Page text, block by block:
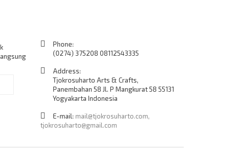
Phone:
(0274) 375208 08112543335
Address:
Tjokrosuharto Arts & Crafts,
Panembahan 58 Jl. P Mangkurat 58 55131
Yogyakarta Indonesia
E-mail: mail@tjokrosuharto.com,
tjokrosuharto@gmail.com